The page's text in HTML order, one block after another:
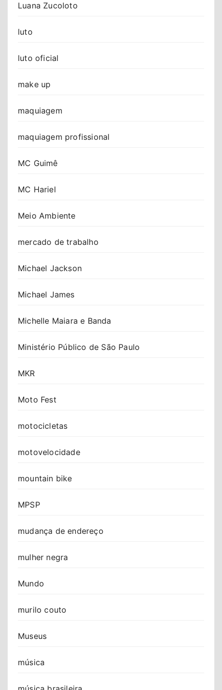
Luana Zucoloto
luto
luto oficial
make up
maquiagem
maquiagem profissional
MC Guimê
MC Hariel
Meio Ambiente
mercado de trabalho
Michael Jackson
Michael James
Michelle Maiara e Banda
Ministério Público de São Paulo
MKR
Moto Fest
motocicletas
motovelocidade
mountain bike
MPSP
mudança de endereço
mulher negra
Mundo
murilo couto
Museus
música